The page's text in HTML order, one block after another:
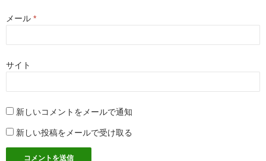
メール *
サイト
新しいコメントをメールで通知
新しい投稿をメールで受け取る